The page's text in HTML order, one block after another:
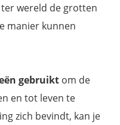
wereld de grotten
manier kunnen
gebruikt om de
en tot leven te
zich bevindt, kan je